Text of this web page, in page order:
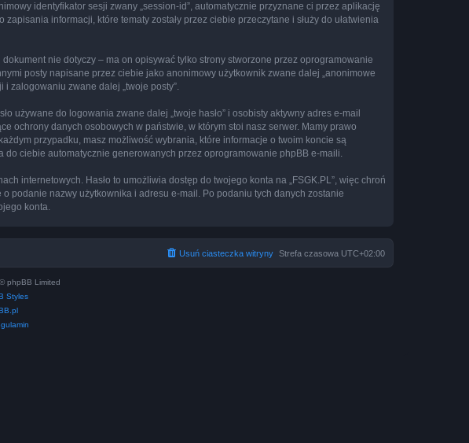
identyfikator sesji zwany „session-id”, automatycznie przyznane ci przez aplikację
informacji, które tematy zostały przez ciebie przeczytane i służy do ułatwienia
nie dotyczy – ma on opisywać tylko strony stworzone przez oprogramowanie
posty napisane przez ciebie jako anonimowy użytkownik zwane dalej „anonimowe
i zalogowaniu zwane dalej „twoje posty”.
używane do logowania zwane dalej „twoje hasło” i osobisty aktywny adres e-mail
ochrony danych osobowych w państwie, w którym stoi nasz serwer. Mamy prawo
przypadku, masz możliwość wybrania, które informacje o twoim koncie są
ciebie automatycznie generowanych przez oprogramowanie phpBB e-maili.
internetowych. Hasło to umożliwia dostęp do twojego konta na „FSGK.PL”, więc chroń
podanie nazwy użytkownika i adresu e-mail. Po podaniu tych danych zostanie
konta.
Strefa czasowa UTC+02:00
Usuń ciasteczka witryny
phpBB Limited
Styles